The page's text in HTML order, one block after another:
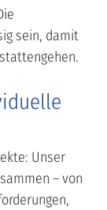
sein, damit
Unser
– von